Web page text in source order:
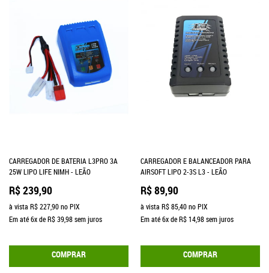
CARREGADOR DE BATERIA L3PRO 3A
25W LIPO LIFE NIMH - LEÃO
R$ 239,90
à vista R$ 227,90no PIX
Em até6xdeR$ 39,98sem juros
COMPRAR
CARREGADOR E BALANCEADOR PARA
AIRSOFT LIPO 2-3S L3 - LEÃO
R$ 89,90
à vista R$ 85,40no PIX
Em até6xdeR$ 14,98sem juros
COMPRAR